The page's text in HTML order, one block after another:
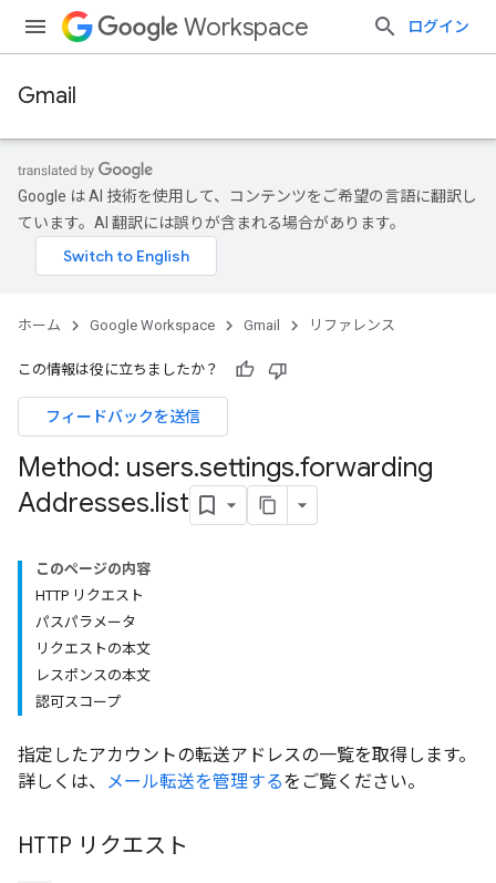
Workspace ログイン
Gmail
Google は AI 技術を使用して、コンテンツをご希望の言語に翻訳し
ています。AI 翻訳には誤りが含まれる場合があります。
ホーム Google Workspace Gmail リファレンス
この情報は役に立ちましたか？
フィードバックを送信
Method: users.settings.forwarding
Addresses.list
このページの内容
HTTP リクエスト
パスパラメータ
リクエストの本文
レスポンスの本文
認可スコープ
指定したアカウントの転送アドレスの一覧を取得します。
詳しくは、
メール転送を管理するをご覧ください。
HTTP リクエスト